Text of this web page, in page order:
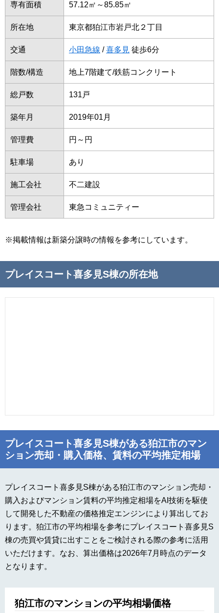
専有面積 57.12㎡～85.85㎡
所在地 東京都狛江市岩戸北２丁目
交通 小田急線 /喜多見 徒歩6分
階数/構造 地上7階建て/鉄筋コンクリート
総戸数 131戸
築年月 2019年01月
管理費 円～円
駐車場 あり
施工会社 不二建設
管理会社 東急コミュニティー
※掲載情報は新築分譲時の情報を参考にしています。
プレイスコート喜多見S棟の所在地
プレイスコート喜多見S棟がある狛江市のマン
ション売却・購入価格、賃料の平均推定相場
プレイスコート喜多見S棟がある狛江市のマンション売却・
購入およびマンション賃料の平均推定相場をAI技術を駆使
して開発した不動産の価格推定エンジンにより算出してお
ります。狛江市の平均相場を参考にプレイスコート喜多見S
棟の売買や賃貸に出すことをご検討される際の参考に活用
いただけます。なお、算出価格は2026年7月時点のデータ
となります。
狛江市のマンションの平均相場価格